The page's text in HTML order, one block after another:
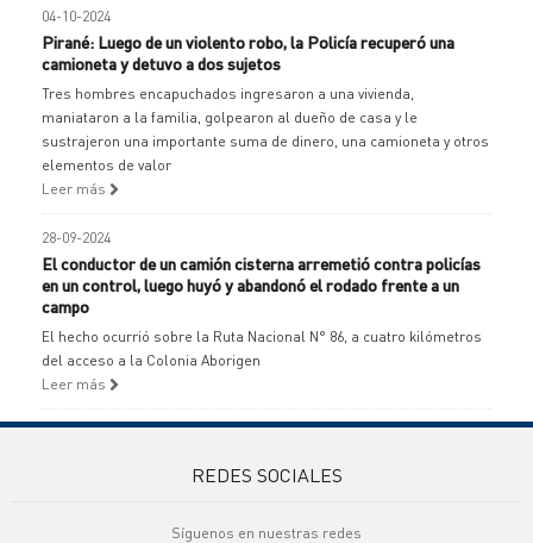
04-10-2024
Pirané: Luego de un violento robo, la Policía recuperó una
camioneta y detuvo a dos sujetos
Tres hombres encapuchados ingresaron a una vivienda,
maniataron a la familia, golpearon al dueño de casa y le
sustrajeron una importante suma de dinero, una camioneta y otros
elementos de valor
Leer más
28-09-2024
El conductor de un camión cisterna arremetió contra policías
en un control, luego huyó y abandonó el rodado frente a un
campo
El hecho ocurrió sobre la Ruta Nacional N° 86, a cuatro kilómetros
del acceso a la Colonia Aborigen
Leer más
REDES SOCIALES
Síguenos en nuestras redes